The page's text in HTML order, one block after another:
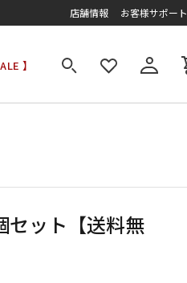
店舗情報 お客様サポート
】
セット【送料無